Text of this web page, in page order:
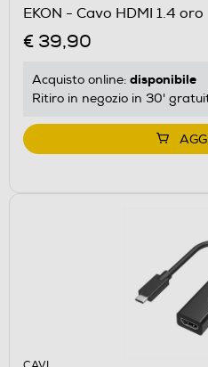
EKON - Cavo HDMI 1.4 oro
€ 39,90
Acquisto online: disponibile
Ritiro in negozio in 30'